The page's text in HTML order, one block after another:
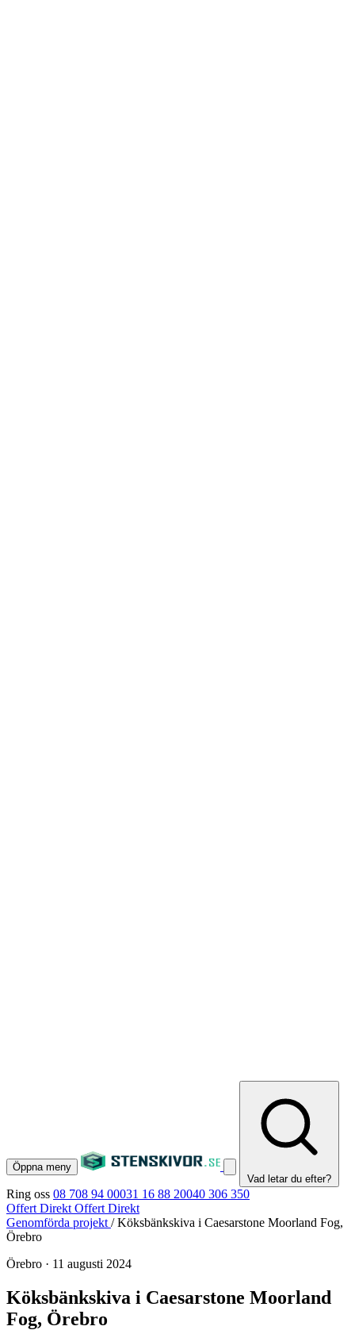
Öppna meny
Vad letar du efter?
Ring oss 08 708 94 00031 16 88 20040 306 350
Offert Direkt Offert Direkt
Genomförda projekt / Köksbänkskiva i Caesarstone Moorland Fog,
Örebro
Örebro · 11 augusti 2024
Köksbänkskiva i Caesarstone Moorland
Fog, Örebro